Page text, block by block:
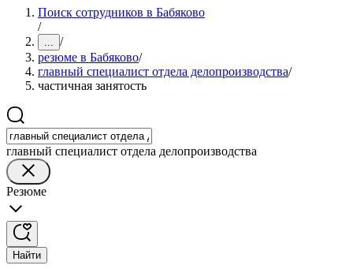
Поиск сотрудников в Бабяково
/
... /
резюме в Бабяково/
главный специалист отдела делопроизводства/
частичная занятость
главный специалист отдела делопроизводства
Резюме
Найти